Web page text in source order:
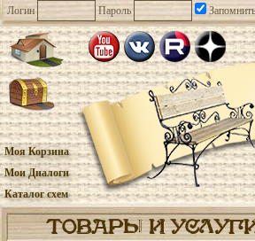
Логин Пароль Запомнить
Моя Корзина
Мои Диалоги
Каталог схем
ТОВАРЫ И